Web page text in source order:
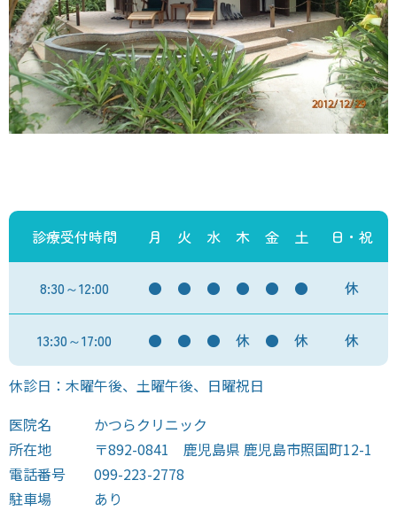
診療受付時間 月 火 水 木 金 土 日・祝
8:30～12:00 ● ● ● ● ● ● 休
13:30～17:00 ● ● ● 休 ● 休 休
休診日：木曜午後、土曜午後、日曜祝日
医院名
かつらクリニック
所在地
〒892-0841 鹿児島県 鹿児島市照国町12-1
電話番号
099-223-2778
駐車場
あり